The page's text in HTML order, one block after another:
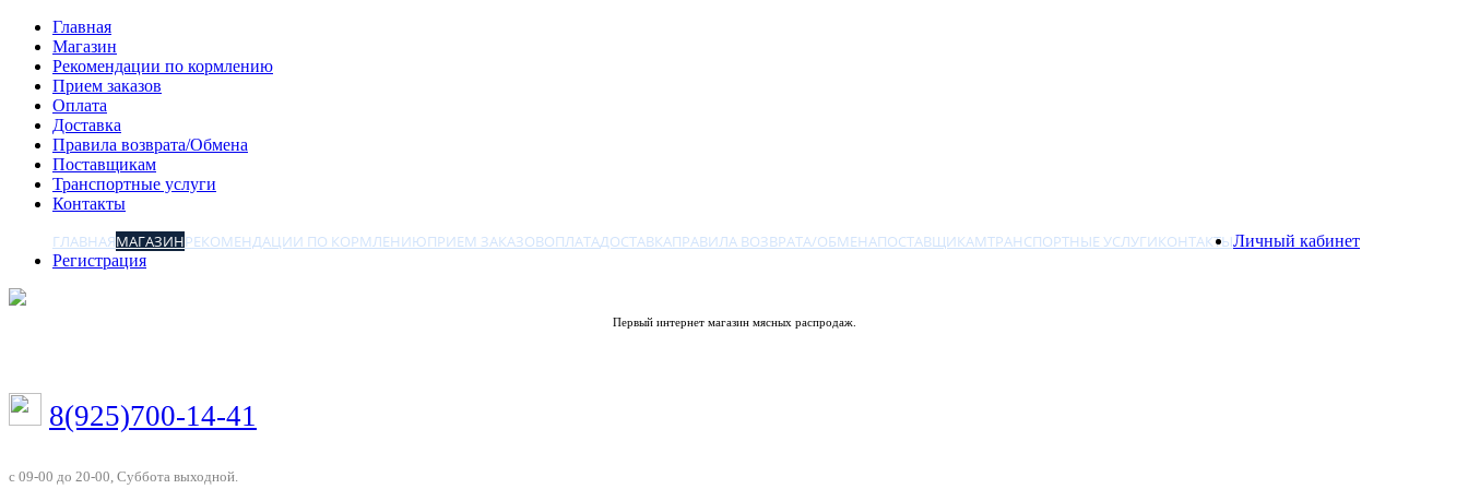
Главная
Магазин
Рекомендации по кормлению
Прием заказов
Оплата
Доставка
Правила возврата/Обмена
Поставщикам
Транспортные услуги
Контакты
ГЛАВНАЯМАГАЗИНРЕКОМЕНДАЦИИ ПО КОРМЛЕНИЮПРИЕМ ЗАКАЗОВОПЛАТАДОСТАВКАПРАВИЛА ВОЗВРАТА/ОБМЕНАПОСТАВЩИКАМТРАНСПОРТНЫЕ УСЛУГИКОНТАКТЫЛичный кабинет
Регистрация
Первый интернет магазин мясных распродаж.
8(925)700-14-41
с 09-00 до 20-00, Суббота выходной.